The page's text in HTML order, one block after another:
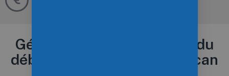
Gérez vos missions drone du
début à la fin avec PIX4Dscan